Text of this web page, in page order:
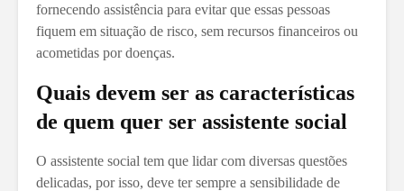
fornecendo assistência para evitar que essas pessoas
fiquem em situação de risco, sem recursos financeiros ou
acometidas por doenças.
Quais devem ser as características
de quem quer ser assistente social
O assistente social tem que lidar com diversas questões
delicadas, por isso, deve ter sempre a sensibilidade de